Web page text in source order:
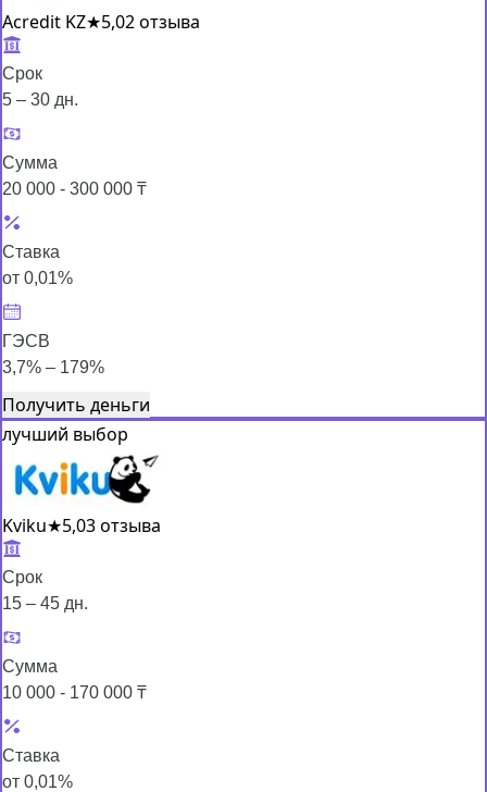
Acredit KZ★5,02 отзыва
Срок
5 – 30 дн.
Сумма
20 000 - 300 000 ₸
Ставка
от 0,01%
ГЭСВ
3,7% – 179%
Получить деньги
лучший выбор
Kviku★5,03 отзыва
Срок
15 – 45 дн.
Сумма
10 000 - 170 000 ₸
Ставка
от 0,01%